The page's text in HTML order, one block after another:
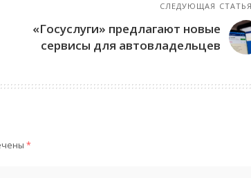
СЛЕДУЮЩАЯ СТАТЬЯ
«Госуслуги» предлагают новые
сервисы для автовладельцев
*